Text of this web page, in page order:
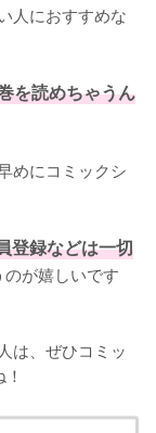
人におすすめな
を読めちゃうん
めにコミックシ
登録などは一切
が嬉しいです
は、ぜひコミッ